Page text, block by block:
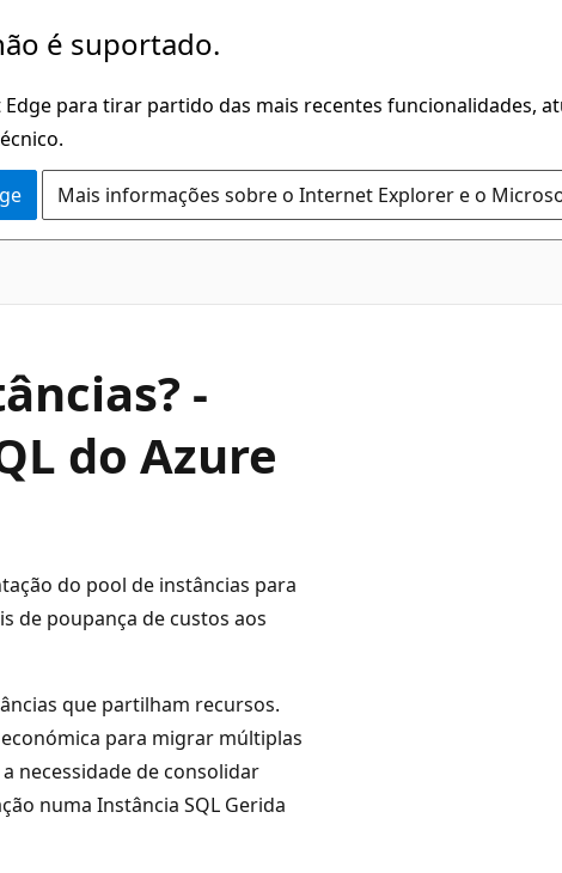
é suportado.
para tirar partido das mais recentes funcionalidades,
Mais informações sobre o Internet Explorer e o
-
do Azure
do pool de instâncias para
de poupança de custos aos
que partilham recursos.
para migrar múltiplas
necessidade de consolidar
numa Instância SQL Gerida